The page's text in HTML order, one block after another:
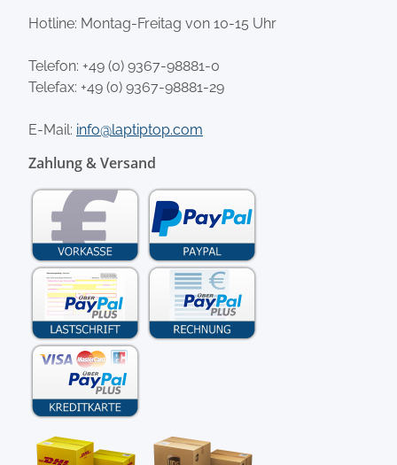
Hotline: Montag-Freitag von 10-15 Uhr
Telefon: +49 (0) 9367-98881-0
Telefax: +49 (0) 9367-98881-29
E-Mail: info@laptiptop.com
Zahlung & Versand